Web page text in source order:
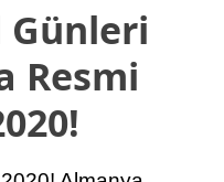
Resmi